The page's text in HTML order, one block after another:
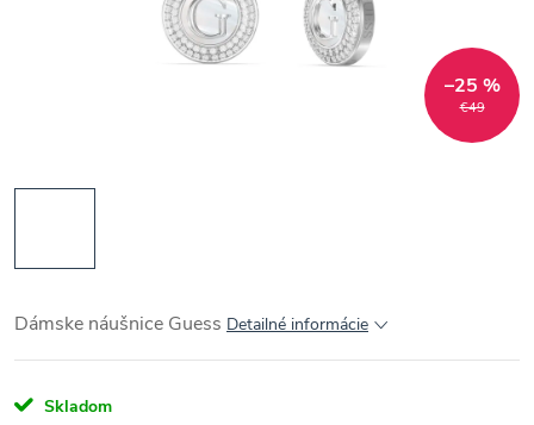
€49
–25 %
Dámske náušnice Guess Detailné informácie
Skladom